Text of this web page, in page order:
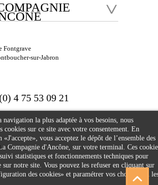
la plus adaptée à vos besoins, nous
cookies sur ce site avec votre consentement. En
vous acceptez le dépôt de l’ensemble des
Compagnie d'Ancône, sur votre terminal. Ces
statistiques et fonctionnements techniques pour
notre site. Vous pouvez les refuser en cliquant sur
des cookies» et paramétrer vos choix selon
Fontgrave
sur-Jabron
4 75 53 09 21
droits